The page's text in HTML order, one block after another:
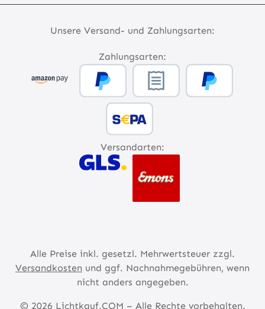
Unsere Versand- und Zahlungsarten:
Zahlungsarten:
Versandarten:
Alle Preise inkl. gesetzl. Mehrwertsteuer zzgl.
Versandkosten und ggf. Nachnahmegebühren, wenn
nicht anders angegeben.
© 2026 Lichtkauf.COM – Alle Rechte vorbehalten.